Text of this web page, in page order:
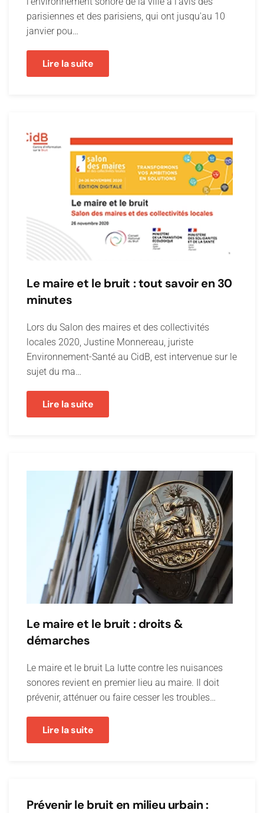
parisiennes et des parisiens, qui ont jusqu'au 10
janvier pou…
Lire la suite
Le maire et le bruit : tout savoir en 30
minutes
Lors du Salon des maires et des collectivités
locales 2020, Justine Monnereau, juriste
Environnement-Santé au CidB, est intervenue sur le
sujet du ma…
Lire la suite
Le maire et le bruit : droits &
démarches
Le maire et le bruit La lutte contre les nuisances
sonores revient en premier lieu au maire. Il doit
prévenir, atténuer ou faire cesser les troubles…
Lire la suite
Prévenir le bruit en milieu urbain :